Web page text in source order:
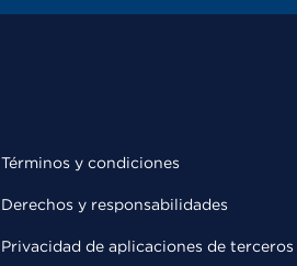
Términos y condiciones
Derechos y responsabilidades
Privacidad de aplicaciones de terceros